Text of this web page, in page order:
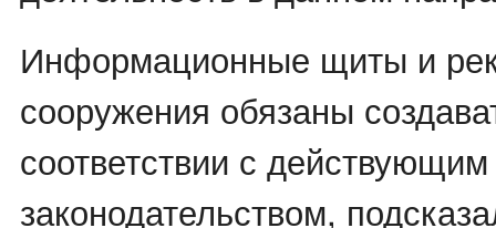
Информационные щиты и
сооружения обязаны
соответствии с действующим
законодательством,